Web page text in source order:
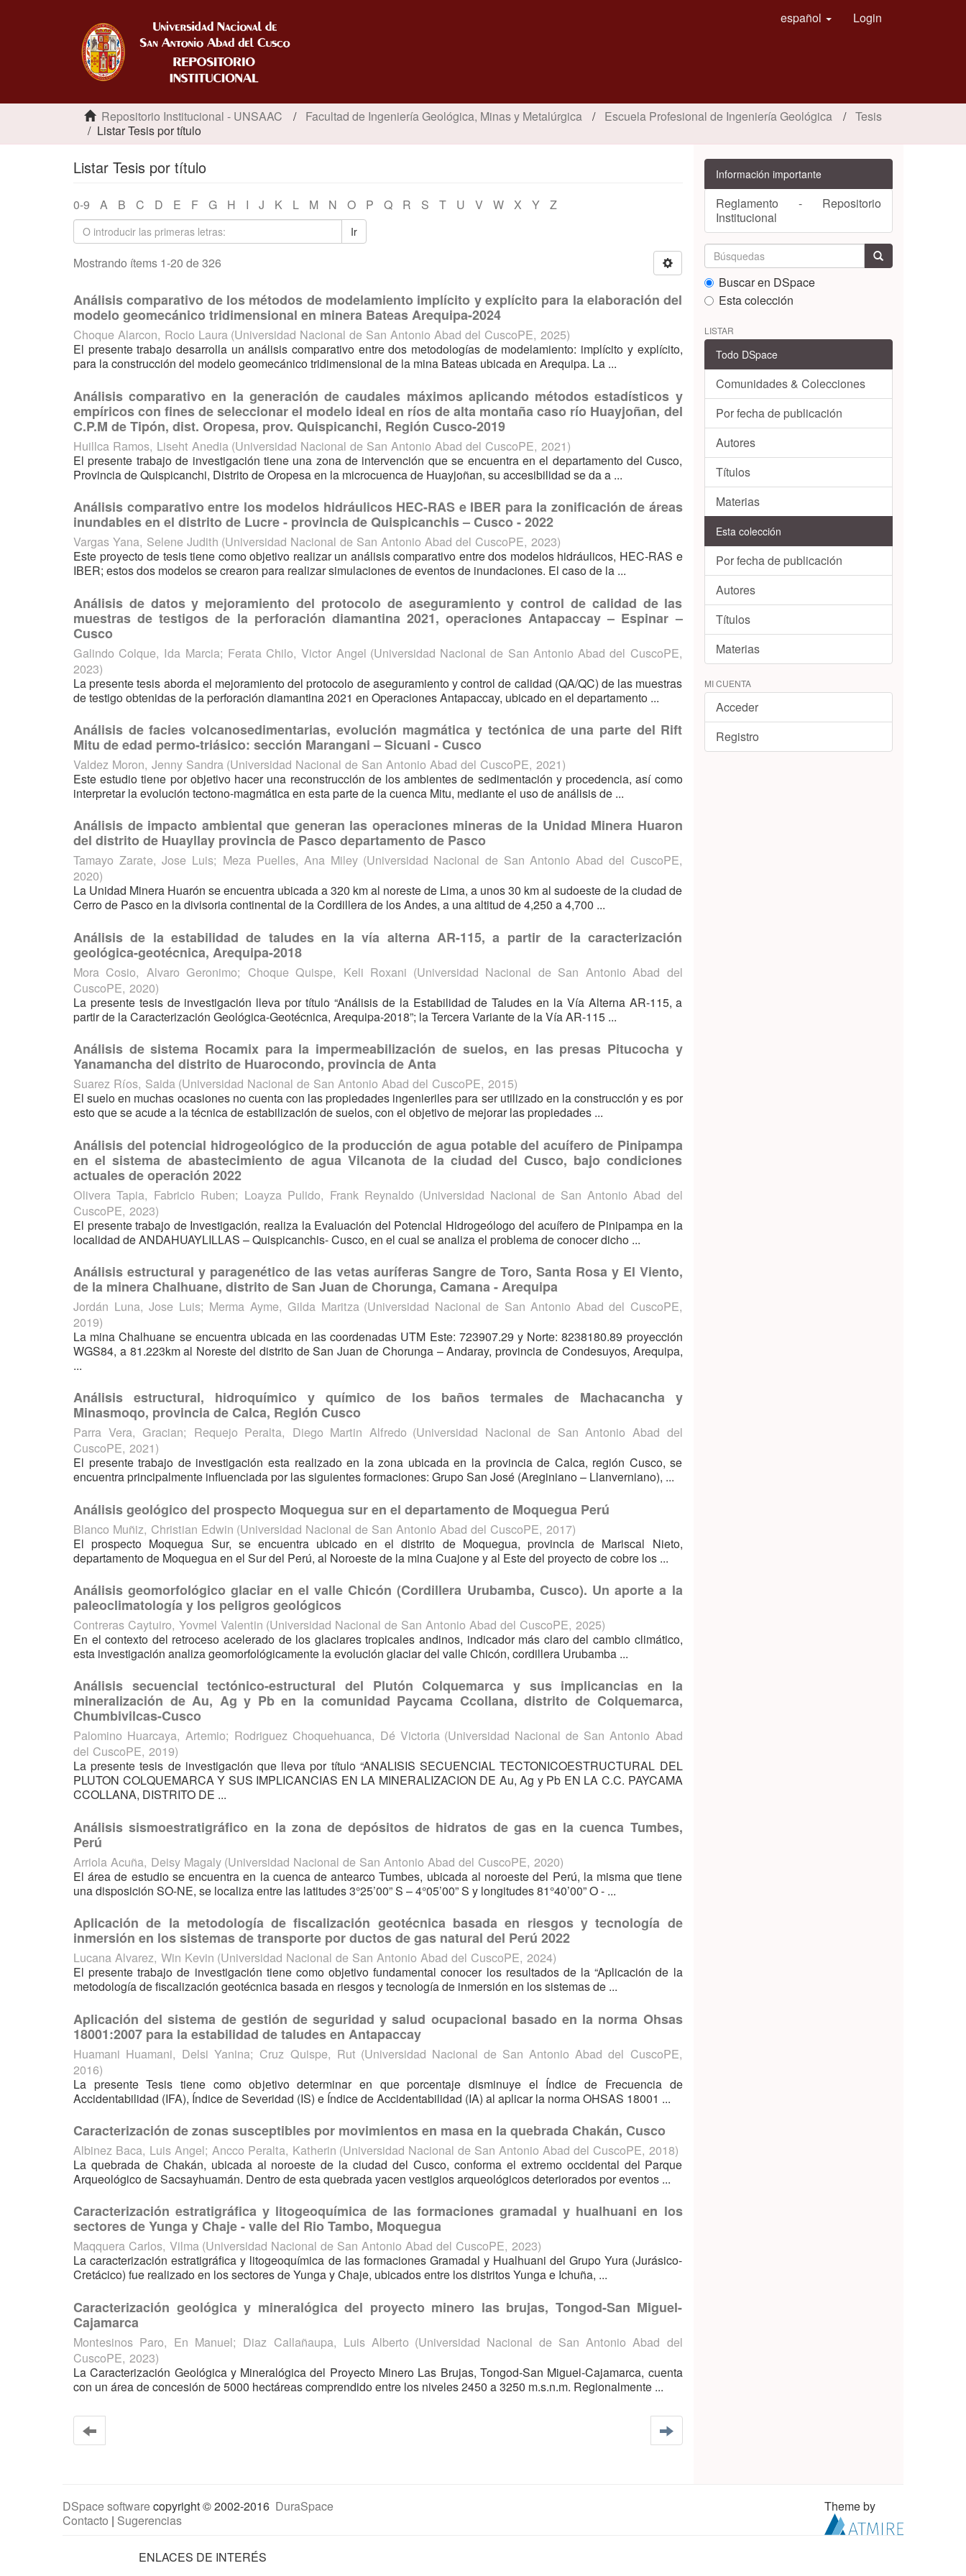
español Login
Repositorio Institucional - UNSAAC Facultad de Ingeniería Geológica, Minas y Metalúrgica Escuela Profesional de Ingeniería Geológica
Tesis
Listar Tesis por título
Listar Tesis por título
0-9 A B C D E F G H I J K L M N O P Q R S T U V W X Y Z
Ir
Mostrando ítems 1-20 de 326
Análisis comparativo de los métodos de modelamiento implícito y explícito para la elaboración del
modelo geomecánico tridimensional en minera Bateas Arequipa-2024
Choque Alarcon, Rocio Laura (Universidad Nacional de San Antonio Abad del CuscoPE, 2025)
El presente trabajo desarrolla un análisis comparativo entre dos metodologías de modelamiento: implícito y explícito,
para la construcción del modelo geomecánico tridimensional de la mina Bateas ubicada en Arequipa. La ...
Análisis comparativo en la generación de caudales máximos aplicando métodos estadísticos y
empíricos con fines de seleccionar el modelo ideal en ríos de alta montaña caso río Huayjoñan, del
C.P.M de Tipón, dist. Oropesa, prov. Quispicanchi, Región Cusco-2019
Huillca Ramos, Liseht Anedia (Universidad Nacional de San Antonio Abad del CuscoPE, 2021)
El presente trabajo de investigación tiene una zona de intervención que se encuentra en el departamento del Cusco,
Provincia de Quispicanchi, Distrito de Oropesa en la microcuenca de Huayjoñan, su accesibilidad se da a ...
Análisis comparativo entre los modelos hidráulicos HEC-RAS e IBER para la zonificación de áreas
inundables en el distrito de Lucre - provincia de Quispicanchis – Cusco - 2022
Vargas Yana, Selene Judith (Universidad Nacional de San Antonio Abad del CuscoPE, 2023)
Este proyecto de tesis tiene como objetivo realizar un análisis comparativo entre dos modelos hidráulicos, HEC-RAS e
IBER; estos dos modelos se crearon para realizar simulaciones de eventos de inundaciones. El caso de la ...
Análisis de datos y mejoramiento del protocolo de aseguramiento y control de calidad de las
muestras de testigos de la perforación diamantina 2021, operaciones Antapaccay – Espinar –
Cusco
Galindo Colque, Ida Marcia; Ferata Chilo, Victor Angel (Universidad Nacional de San Antonio Abad del CuscoPE,
2023)
La presente tesis aborda el mejoramiento del protocolo de aseguramiento y control de calidad (QA/QC) de las muestras
de testigo obtenidas de la perforación diamantina 2021 en Operaciones Antapaccay, ubicado en el departamento ...
Análisis de facies volcanosedimentarias, evolución magmática y tectónica de una parte del Rift
Mitu de edad permo-triásico: sección Marangani – Sicuani - Cusco
Valdez Moron, Jenny Sandra (Universidad Nacional de San Antonio Abad del CuscoPE, 2021)
Este estudio tiene por objetivo hacer una reconstrucción de los ambientes de sedimentación y procedencia, así como
interpretar la evolución tectono-magmática en esta parte de la cuenca Mitu, mediante el uso de análisis de ...
Análisis de impacto ambiental que generan las operaciones mineras de la Unidad Minera Huaron
del distrito de Huayllay provincia de Pasco departamento de Pasco
Tamayo Zarate, Jose Luis; Meza Puelles, Ana Miley (Universidad Nacional de San Antonio Abad del CuscoPE,
2020)
La Unidad Minera Huarón se encuentra ubicada a 320 km al noreste de Lima, a unos 30 km al sudoeste de la ciudad de
Cerro de Pasco en la divisoria continental de la Cordillera de los Andes, a una altitud de 4,250 a 4,700 ...
Análisis de la estabilidad de taludes en la vía alterna AR-115, a partir de la caracterización
geológica-geotécnica, Arequipa-2018
Mora Cosio, Alvaro Geronimo; Choque Quispe, Keli Roxani (Universidad Nacional de San Antonio Abad del
CuscoPE, 2020)
La presente tesis de investigación lleva por título “Análisis de la Estabilidad de Taludes en la Vía Alterna AR-115, a
partir de la Caracterización Geológica-Geotécnica, Arequipa-2018”; la Tercera Variante de la Vía AR-115 ...
Análisis de sistema Rocamix para la impermeabilización de suelos, en las presas Pitucocha y
Yanamancha del distrito de Huarocondo, provincia de Anta
Suarez Ríos, Saida (Universidad Nacional de San Antonio Abad del CuscoPE, 2015)
El suelo en muchas ocasiones no cuenta con las propiedades ingenieriles para ser utilizado en la construcción y es por
esto que se acude a la técnica de estabilización de suelos, con el objetivo de mejorar las propiedades ...
Análisis del potencial hidrogeológico de la producción de agua potable del acuífero de Pinipampa
en el sistema de abastecimiento de agua Vilcanota de la ciudad del Cusco, bajo condiciones
actuales de operación 2022
Olivera Tapia, Fabricio Ruben; Loayza Pulido, Frank Reynaldo (Universidad Nacional de San Antonio Abad del
CuscoPE, 2023)
El presente trabajo de Investigación, realiza la Evaluación del Potencial Hidrogeólogo del acuífero de Pinipampa en la
localidad de ANDAHUAYLILLAS – Quispicanchis- Cusco, en el cual se analiza el problema de conocer dicho ...
Análisis estructural y paragenético de las vetas auríferas Sangre de Toro, Santa Rosa y El Viento,
de la minera Chalhuane, distrito de San Juan de Chorunga, Camana - Arequipa
Jordán Luna, Jose Luis; Merma Ayme, Gilda Maritza (Universidad Nacional de San Antonio Abad del CuscoPE,
2019)
La mina Chalhuane se encuentra ubicada en las coordenadas UTM Este: 723907.29 y Norte: 8238180.89 proyección
WGS84, a 81.223km al Noreste del distrito de San Juan de Chorunga – Andaray, provincia de Condesuyos, Arequipa,
...
Análisis estructural, hidroquímico y químico de los baños termales de Machacancha y
Minasmoqo, provincia de Calca, Región Cusco
Parra Vera, Gracian; Requejo Peralta, Diego Martin Alfredo (Universidad Nacional de San Antonio Abad del
CuscoPE, 2021)
El presente trabajo de investigación esta realizado en la zona ubicada en la provincia de Calca, región Cusco, se
encuentra principalmente influenciada por las siguientes formaciones: Grupo San José (Areginiano – Llanverniano), ...
Análisis geológico del prospecto Moquegua sur en el departamento de Moquegua Perú
Blanco Muñiz, Christian Edwin (Universidad Nacional de San Antonio Abad del CuscoPE, 2017)
El prospecto Moquegua Sur, se encuentra ubicado en el distrito de Moquegua, provincia de Mariscal Nieto,
departamento de Moquegua en el Sur del Perú, al Noroeste de la mina Cuajone y al Este del proyecto de cobre los ...
Análisis geomorfológico glaciar en el valle Chicón (Cordillera Urubamba, Cusco). Un aporte a la
paleoclimatología y los peligros geológicos
Contreras Caytuiro, Yovmel Valentin (Universidad Nacional de San Antonio Abad del CuscoPE, 2025)
En el contexto del retroceso acelerado de los glaciares tropicales andinos, indicador más claro del cambio climático,
esta investigación analiza geomorfológicamente la evolución glaciar del valle Chicón, cordillera Urubamba ...
Análisis secuencial tectónico-estructural del Plutón Colquemarca y sus implicancias en la
mineralización de Au, Ag y Pb en la comunidad Paycama Ccollana, distrito de Colquemarca,
Chumbivilcas-Cusco
Palomino Huarcaya, Artemio; Rodriguez Choquehuanca, Dé Victoria (Universidad Nacional de San Antonio Abad
del CuscoPE, 2019)
La presente tesis de investigación que lleva por título “ANALISIS SECUENCIAL TECTONICOESTRUCTURAL DEL
PLUTON COLQUEMARCA Y SUS IMPLICANCIAS EN LA MINERALIZACION DE Au, Ag y Pb EN LA C.C. PAYCAMA
CCOLLANA, DISTRITO DE ...
Análisis sismoestratigráfico en la zona de depósitos de hidratos de gas en la cuenca Tumbes,
Perú
Arriola Acuña, Deisy Magaly (Universidad Nacional de San Antonio Abad del CuscoPE, 2020)
El área de estudio se encuentra en la cuenca de antearco Tumbes, ubicada al noroeste del Perú, la misma que tiene
una disposición SO-NE, se localiza entre las latitudes 3°25’00” S – 4°05’00” S y longitudes 81°40’00” O - ...
Aplicación de la metodología de fiscalización geotécnica basada en riesgos y tecnología de
inmersión en los sistemas de transporte por ductos de gas natural del Perú 2022
Lucana Alvarez, Win Kevin (Universidad Nacional de San Antonio Abad del CuscoPE, 2024)
El presente trabajo de investigación tiene como objetivo fundamental conocer los resultados de la “Aplicación de la
metodología de fiscalización geotécnica basada en riesgos y tecnología de inmersión en los sistemas de ...
Aplicación del sistema de gestión de seguridad y salud ocupacional basado en la norma Ohsas
18001:2007 para la estabilidad de taludes en Antapaccay
Huamani Huamani, Delsi Yanina; Cruz Quispe, Rut (Universidad Nacional de San Antonio Abad del CuscoPE,
2016)
La presente Tesis tiene como objetivo determinar en que porcentaje disminuye el Índice de Frecuencia de
Accidentabilidad (IFA), Índice de Severidad (IS) e Índice de Accidentabilidad (IA) al aplicar la norma OHSAS 18001 ...
Caracterización de zonas susceptibles por movimientos en masa en la quebrada Chakán, Cusco
Albinez Baca, Luis Angel; Ancco Peralta, Katherin (Universidad Nacional de San Antonio Abad del CuscoPE, 2018)
La quebrada de Chakán, ubicada al noroeste de la ciudad del Cusco, conforma el extremo occidental del Parque
Arqueológico de Sacsayhuamán. Dentro de esta quebrada yacen vestigios arqueológicos deteriorados por eventos ...
Caracterización estratigráfica y litogeoquímica de las formaciones gramadal y hualhuani en los
sectores de Yunga y Chaje - valle del Rio Tambo, Moquegua
Maqquera Carlos, Vilma (Universidad Nacional de San Antonio Abad del CuscoPE, 2023)
La caracterización estratigráfica y litogeoquímica de las formaciones Gramadal y Hualhuani del Grupo Yura (Jurásico-
Cretácico) fue realizado en los sectores de Yunga y Chaje, ubicados entre los distritos Yunga e Ichuña, ...
Caracterización geológica y mineralógica del proyecto minero las brujas, Tongod-San Miguel-
Cajamarca
Montesinos Paro, En Manuel; Diaz Callañaupa, Luis Alberto (Universidad Nacional de San Antonio Abad del
CuscoPE, 2023)
La Caracterización Geológica y Mineralógica del Proyecto Minero Las Brujas, Tongod-San Miguel-Cajamarca, cuenta
con un área de concesión de 5000 hectáreas comprendido entre los niveles 2450 a 3250 m.s.n.m. Regionalmente ...
Información importante
Reglamento - Repositorio
Institucional
Buscar en DSpace
Esta colección
LISTAR
Todo DSpace
Comunidades & Colecciones
Por fecha de publicación
Autores
Títulos
Materias
Esta colección
Por fecha de publicación
Autores
Títulos
Materias
MI CUENTA
Acceder
Registro
DSpace softwarecopyright © 2002-2016 DuraSpace
Contacto | Sugerencias
Theme by
ENLACES DE INTERÉS